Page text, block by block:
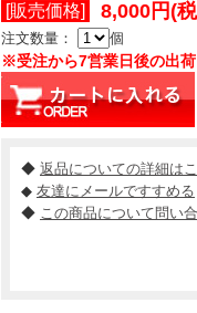
[販売価格] 8,000円(
注文数量： 個
※受注から7営業日後の出
◆ 返品についての詳細は
◆ 友達にメールですすめる
◆ この商品について問い